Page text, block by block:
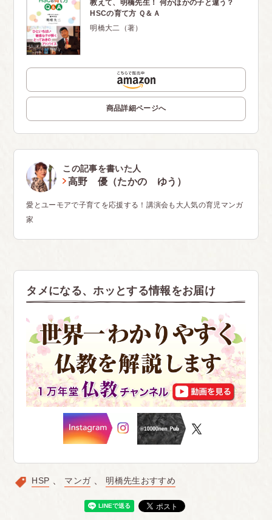
教えて、明橋先生！ 何かほかの子と違う？
HSCの育て方 Ｑ＆Ａ
明橋大二（著）
商品詳細ページへ
この記事を書いた人
高野 優（たかの ゆう）
愛とユーモアで子育てを応援する！講演会も大人気の育児マンガ
家
タメになる、ホッとする情報をお届け
HSP マンガ 明橋先生おすすめ